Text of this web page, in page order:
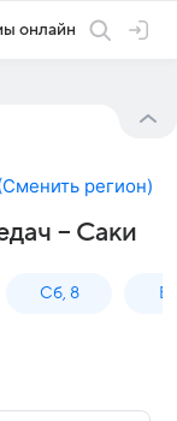
онлайн
Сменить регион)
– Саки
Сб, 8